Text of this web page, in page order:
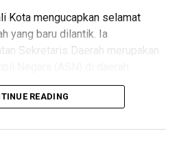
Kota mengucapkan selamat
yang baru dilantik. Ia
Sekretaris Daerah merupakan
strategis dalam
pemerintahan.
Sekretaris Daerah
READING